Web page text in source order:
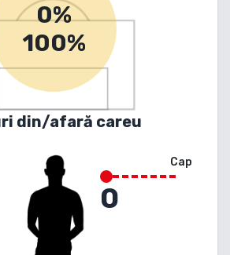
0%
100%
din/afară careu
Cap
0